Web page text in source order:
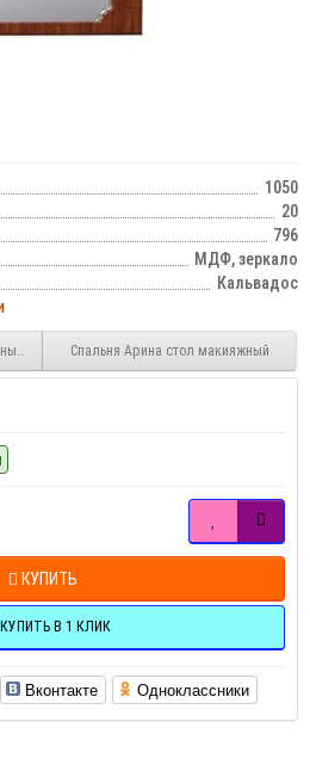
1050
20
796
МДФ, зеркало
Кальвадос
с банкеткой и ящиком
Спальня Арина стол макияжный
КУПИТЬ
КУПИТЬ В 1 КЛИК
Вконтакте Одноклассники